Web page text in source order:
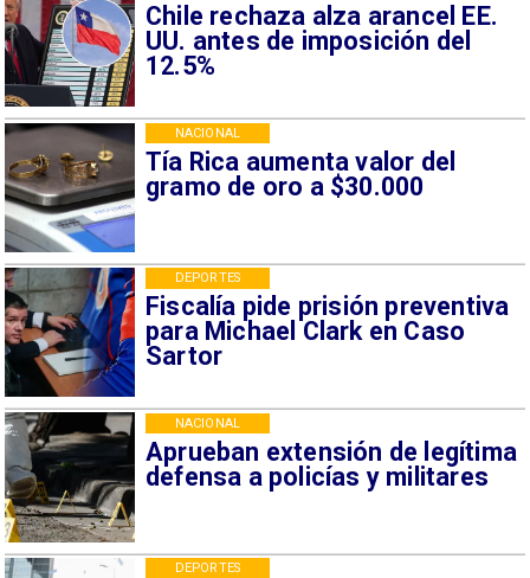
Chile rechaza alza arancel EE.
UU. antes de imposición del
12.5%
Tía Rica aumenta valor del
gramo de oro a $30.000
NACIONAL
Fiscalía pide prisión preventiva
para Michael Clark en Caso
Sartor
DEPORTES
Aprueban extensión de legítima
defensa a policías y militares
NACIONAL
DEPORTES